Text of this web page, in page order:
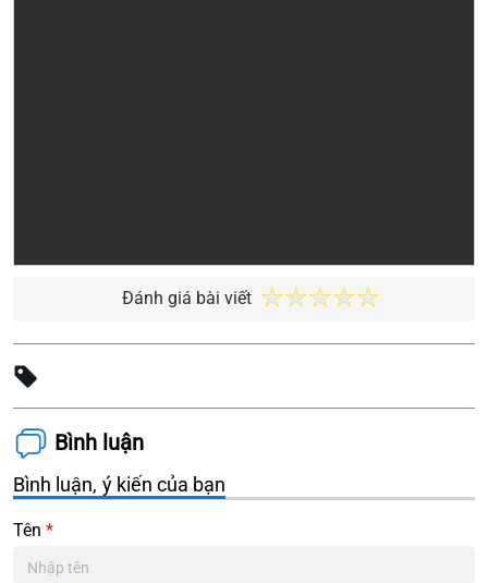
Đánh giá bài viết
Bình luận
Bình luận, ý kiến của bạn
Tên*